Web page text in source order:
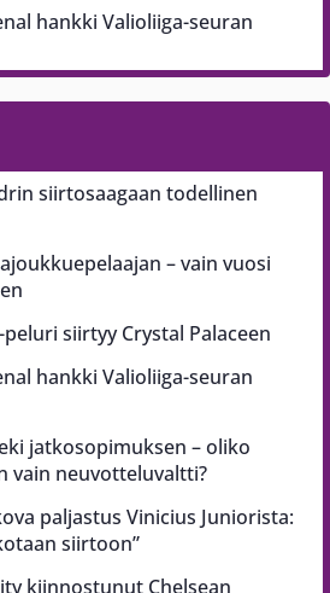
hankki Valioliiga-seuran
siirtosaagaan todellinen
– vain vuosi
siirtyy Crystal Palaceen
hankki Valioliiga-seuran
jatkosopimuksen – oliko
vain neuvotteluvaltti?
paljastus Vinicius Juniorista:
siirtoon”
kiinnostunut Chelsean